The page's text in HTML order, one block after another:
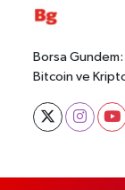
Borsa
Bitcoin ve